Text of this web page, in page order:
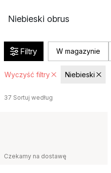
Niebieski obrus
Filtry W magazynie
Wyczyść filtry Niebieski
37 Sortuj według
Czekamy na dostawę